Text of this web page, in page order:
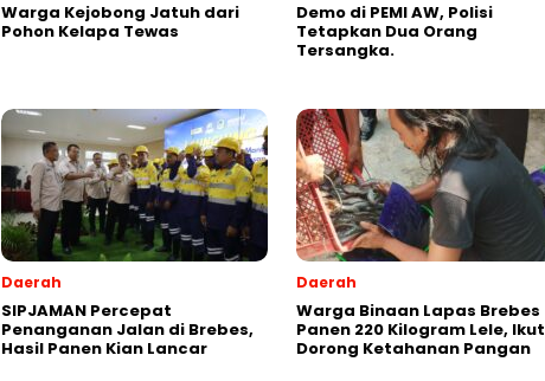
Warga Kejobong Jatuh dari
Pohon Kelapa Tewas
Demo di PEMI AW, Polisi
Tetapkan Dua Orang
Tersangka.
Daerah
SIPJAMAN Percepat
Penanganan Jalan di Brebes,
Hasil Panen Kian Lancar
Daerah
Warga Binaan Lapas Brebes
Panen 220 Kilogram Lele, Ikut
Dorong Ketahanan Pangan